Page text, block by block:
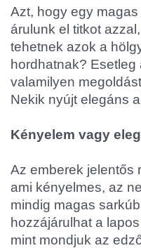
Azt, hogy egy
árulunk el titkot
tehetnek azok a
hordhatnak?
valamilyen
Nekik nyújt elegáns
Kényelem vagy
Az emberek jelentős
ami kényelmes, az
mindig magas
hozzájárulhat a
mint mondjuk az